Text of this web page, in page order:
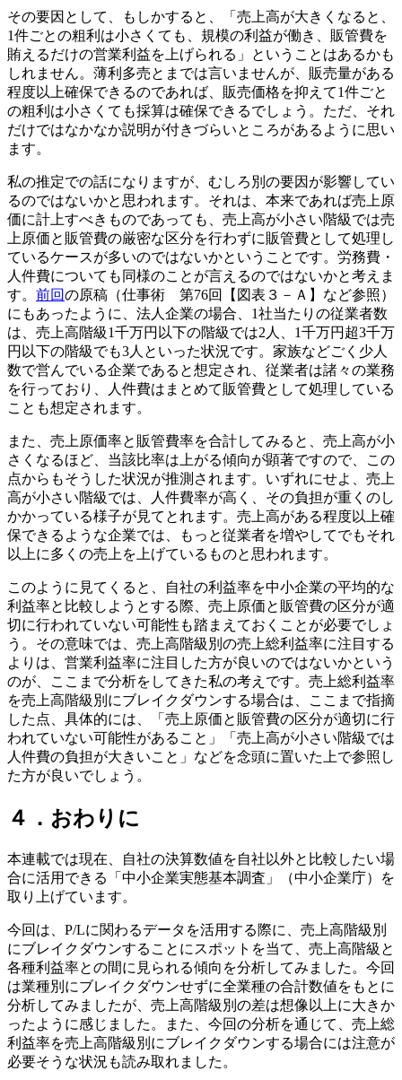
その要因として、もしかすると、「売上高が大きくなると、
1件ごとの粗利は小さくても、規模の利益が働き、販管費を
賄えるだけの営業利益を上げられる」ということはあるかも
しれません。薄利多売とまでは言いませんが、販売量がある
程度以上確保できるのであれば、販売価格を抑えて1件ごと
の粗利は小さくても採算は確保できるでしょう。ただ、それ
だけではなかなか説明が付きづらいところがあるように思い
ます。
私の推定での話になりますが、むしろ別の要因が影響してい
るのではないかと思われます。それは、本来であれば売上原
価に計上すべきものであっても、売上高が小さい階級では売
上原価と販管費の厳密な区分を行わずに販管費として処理し
ているケースが多いのではないかということです。労務費・
人件費についても同様のことが言えるのではないかと考えま
す。 前回の原稿（仕事術 第76回【図表３－Ａ】など参照）
にもあったように、法人企業の場合、1社当たりの従業者数
は、売上高階級1千万円以下の階級では2人、1千万円超3千万
円以下の階級でも3人といった状況です。家族などごく少人
数で営んでいる企業であると想定され、従業者は諸々の業務
を行っており、人件費はまとめて販管費として処理している
ことも想定されます。
また、売上原価率と販管費率を合計してみると、売上高が小
さくなるほど、当該比率は上がる傾向が顕著ですので、この
点からもそうした状況が推測されます。いずれにせよ、売上
高が小さい階級では、人件費率が高く、その負担が重くのし
かかっている様子が見てとれます。売上高がある程度以上確
保できるような企業では、もっと従業者を増やしてでもそれ
以上に多くの売上を上げているものと思われます。
このように見てくると、自社の利益率を中小企業の平均的な
利益率と比較しようとする際、売上原価と販管費の区分が適
切に行われていない可能性も踏まえておくことが必要でしょ
う。その意味では、売上高階級別の売上総利益率に注目する
よりは、営業利益率に注目した方が良いのではないかという
のが、ここまで分析をしてきた私の考えです。売上総利益率
を売上高階級別にブレイクダウンする場合は、ここまで指摘
した点、具体的には、「売上原価と販管費の区分が適切に行
われていない可能性があること」「売上高が小さい階級では
人件費の負担が大きいこと」などを念頭に置いた上で参照し
た方が良いでしょう。
４．おわりに
本連載では現在、自社の決算数値を自社以外と比較したい場
合に活用できる「中小企業実態基本調査」（中小企業庁）を
取り上げています。
今回は、P/Lに関わるデータを活用する際に、売上高階級別
にブレイクダウンすることにスポットを当て、売上高階級と
各種利益率との間に見られる傾向を分析してみました。今回
は業種別にブレイクダウンせずに全業種の合計数値をもとに
分析してみましたが、売上高階級別の差は想像以上に大きか
ったように感じました。また、今回の分析を通じて、売上総
利益率を売上高階級別にブレイクダウンする場合には注意が
必要そうな状況も読み取れました。